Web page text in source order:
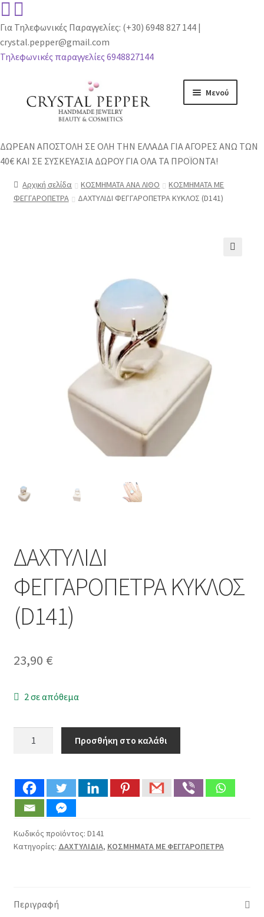
Για Τηλεφωνικές Παραγγελίες: (+30) 6948 827 144 |
crystal.pepper@gmail.com
Τηλεφωνικές παραγγελίες 6948827144
μετάβαση
σε
περιεχόμενο
Μενού
ΙΔΙΟΤΗΤΕΣ ΚΡΥΣΤΑΛΛΩΝ
ΔΩΡΕΑΝ ΑΠΟΣΤΟΛΗ ΣΕ ΟΛΗ ΤΗΝ ΕΛΛΑΔΑ ΓΙΑ ΑΓΟΡΕΣ ΑΝΩ ΤΩΝ
40€ ΚΑΙ ΣΕ ΣΥΣΚΕΥΑΣΙΑ ΔΩΡΟΥ ΓΙΑ ΟΛΑ ΤΑ ΠΡΟΪΟΝΤΑ!
Αρχική σελίδα ΚΟΣΜΗΜΑΤΑ ΑΝΑ ΛΙΘΟ
ΚΟΣΜΗΜΑΤΑ ΜΕ
ΦΕΓΓΑΡΟΠΕΤΡΑ
ΔΑΧΤΥΛΙΔΙ ΦΕΓΓΑΡΟΠΕΤΡΑ ΚΥΚΛΟΣ (D141)
ΔΑΧΤΥΛΙΔΙ
ΦΕΓΓΑΡΟΠΕΤΡΑ ΚΥΚΛΟΣ
(D141)
23,90 €
2 σε απόθεμα
(D141)
ποσότητα
Προσθήκη στο καλάθι
Κωδικός προϊόντος: D141
Κατηγορίες: ΔΑΧΤΥΛΙΔΙΑ, ΚΟΣΜΗΜΑΤΑ ΜΕ ΦΕΓΓΑΡΟΠΕΤΡΑ
Περιγραφή